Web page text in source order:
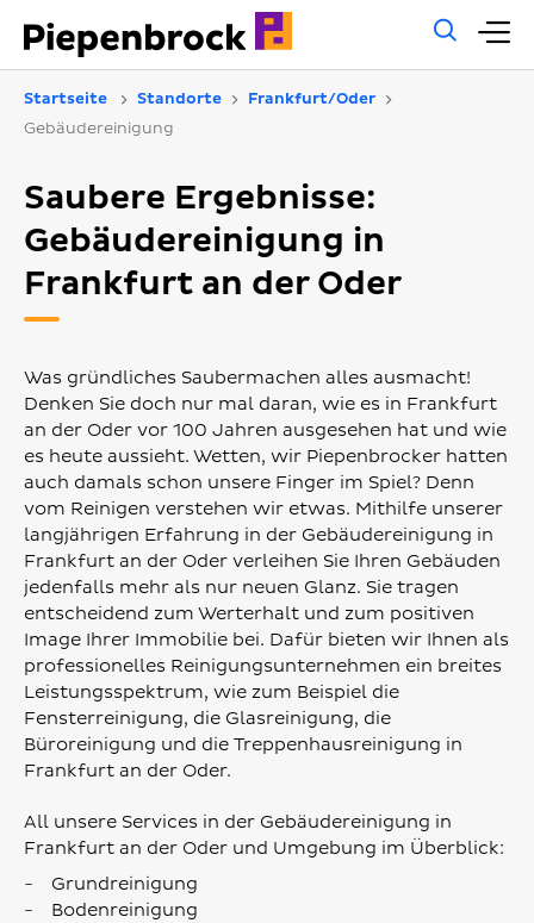
Startseite Standorte
Frankfurt/Oder
Gebäudereinigung
Saubere Ergebnisse:
Gebäudereinigung in
Frankfurt an der Oder
Was gründliches Saubermachen alles ausmacht!
Denken Sie doch nur mal daran, wie es in Frankfurt
an der Oder vor 100 Jahren ausgesehen hat und wie
es heute aussieht. Wetten, wir Piepenbrocker hatten
auch damals schon unsere Finger im Spiel? Denn
vom Reinigen verstehen wir etwas. Mithilfe unserer
langjährigen Erfahrung in der Gebäudereinigung in
Frankfurt an der Oder verleihen Sie Ihren Gebäuden
jedenfalls mehr als nur neuen Glanz. Sie tragen
entscheidend zum Werterhalt und zum positiven
Image Ihrer Immobilie bei. Dafür bieten wir Ihnen als
professionelles Reinigungsunternehmen ein breites
Leistungsspektrum, wie zum Beispiel die
Fensterreinigung, die Glasreinigung, die
Büroreinigung und die Treppenhausreinigung in
Frankfurt an der Oder.
All unsere Services in der Gebäudereinigung in
Frankfurt an der Oder und Umgebung im Überblick:
Grundreinigung
Bodenreinigung